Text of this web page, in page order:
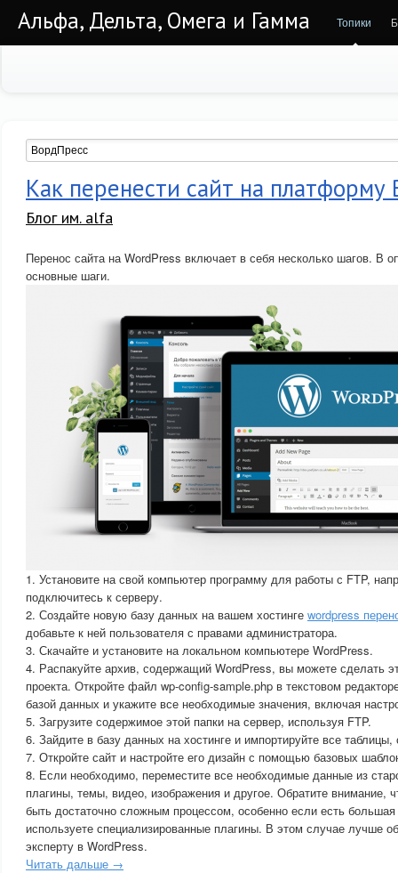
Альфа, Дельта, Омега и Гамма Топики
Как перенести сайт на платформу
Блог им. alfa
Перенос сайта на WordPress включает в себя несколько шагов. В
основные шаги.
1. Установите на свой компьютер программу для работы с FTP,
подключитесь к серверу.
2. Создайте новую базу данных на вашем хостинге wordpress
добавьте к ней пользователя с правами администратора.
3. Скачайте и установите на локальном компьютере WordPress.
4. Распакуйте архив, содержащий WordPress, вы можете сделать
проекта. Откройте файл wp-config-sample.php в текстовом
базой данных и укажите все необходимые значения, включая
5. Загрузите содержимое этой папки на сервер, используя FTP.
6. Зайдите в базу данных на хостинге и импортируйте все
7. Откройте сайт и настройте его дизайн с помощью базовых
8. Если необходимо, переместите все необходимые данные из
плагины, темы, видео, изображения и другое. Обратите внимание,
быть достаточно сложным процессом, особенно если есть
используете специализированные плагины. В этом случае лучше
эксперту в WordPress.
Читать дальше →